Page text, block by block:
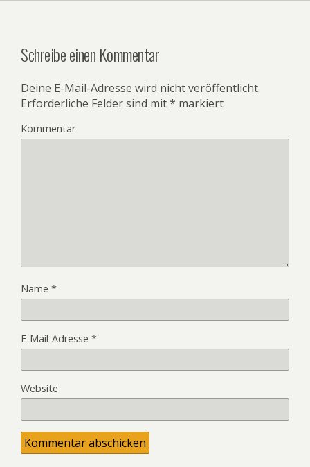
Schreibe einen Kommentar
Deine E-Mail-Adresse wird nicht veröffentlicht.
Erforderliche Felder sind mit* markiert
Kommentar
Name *
E-Mail-Adresse *
Website